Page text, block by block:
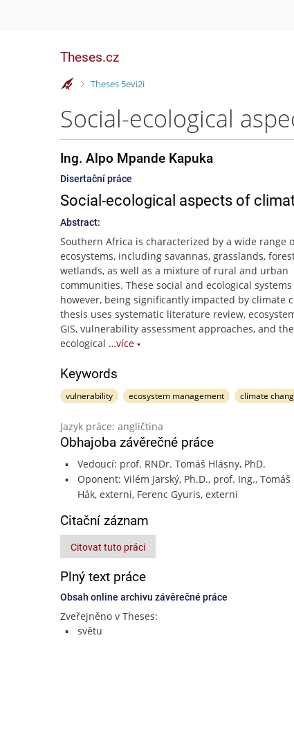
Theses.cz
>
Theses 5evi2i
Ing. Alpo Mpande Kapuka
Disertační práce
Social-ecological aspects of
Abstract:
Southern Africa is characterized by a wide range
ecosystems, including savannas, grasslands,
wetlands, as well as a mixture of rural and urban
communities. These social and ecological systems
however, being significantly impacted by climate
thesis uses systematic literature review,
GIS, vulnerability assessment approaches, and
ecological …více
Keywords
vulnerability ecosystem management climate
Jazyk práce: angličtina
Obhajoba závěrečné práce
Vedoucí: prof. RNDr. Tomáš Hlásny, PhD.
Oponent: Vilém Jarský, Ph.D., prof. Ing., Tomáš
Hák, externi, Ferenc Gyuris, externi
Citační záznam
Citovat tuto práci
Plný text práce
Obsah online archivu závěrečné práce
Zveřejněno v Theses:
světu